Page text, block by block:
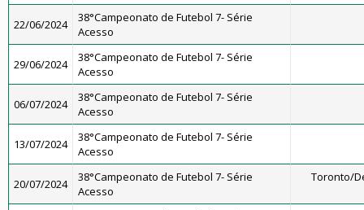
22/06/2024
38°Campeonato de Futebol 7- Série
Acesso
29/06/2024
38°Campeonato de Futebol 7- Série
Acesso
06/07/2024
38°Campeonato de Futebol 7- Série
Acesso
13/07/2024
38°Campeonato de Futebol 7- Série
Acesso
20/07/2024
38°Campeonato de Futebol 7- Série
Acesso
Toronto/